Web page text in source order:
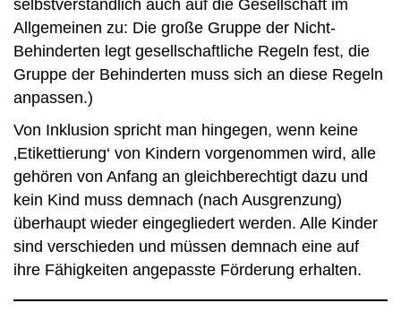
selbstverständlich auch auf die Gesellschaft im
Allgemeinen zu: Die große Gruppe der Nicht-
Behinderten legt gesellschaftliche Regeln fest, die
Gruppe der Behinderten muss sich an diese Regeln
anpassen.)
Von Inklusion spricht man hingegen, wenn keine
‚Etikettierung‘ von Kindern vorgenommen wird, alle
gehören von Anfang an gleichberechtigt dazu und
kein Kind muss demnach (nach Ausgrenzung)
überhaupt wieder eingegliedert werden. Alle Kinder
sind verschieden und müssen demnach eine auf
ihre Fähigkeiten angepasste Förderung erhalten.